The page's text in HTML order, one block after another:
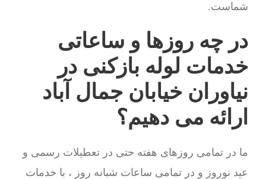
شماست.
در چه روزها و ساعاتی
خدمات لوله بازکنی در
نیاوران خیابان جمال آباد
ارائه می دهیم؟
ما در تمامی روزهای هفته حتی در تعطیلات رسمی و
عید نوروز و در تمامی ساعات شبانه روز ، با خدمات